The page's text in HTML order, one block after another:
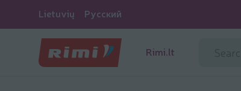
Lietuvių Русский
Rimi.lt